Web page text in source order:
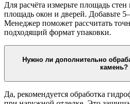
Для расчёта измерьте площадь
площадь окон и дверей. Добавьте
Менеджер поможет рассчитать
подходящий формат упаковки.
Нужно ли дополнительно
камень?
Да, рекомендуется обработка